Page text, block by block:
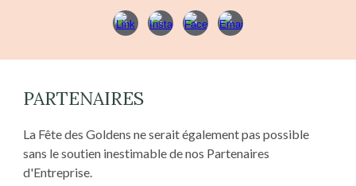
PARTENAIRES
La Fête des Goldens ne serait également pas possible
sans le soutien inestimable de nos Partenaires
d'Entreprise.